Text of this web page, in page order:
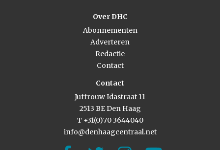
Over DHC
Abonnementen
Adverteren
Redactie
Contact
Contact
Juffrouw Idastraat 11
2513 BE Den Haag
T +31(0)70 3644040
info@denhaagcentraal.net